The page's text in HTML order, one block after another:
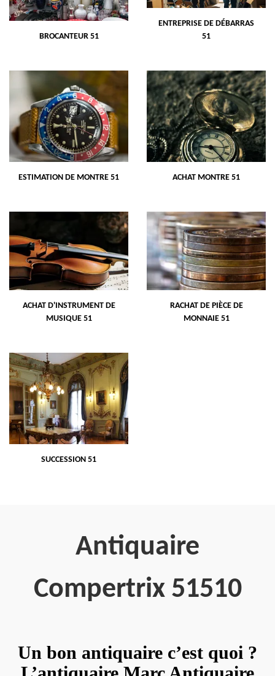
BROCANTEUR 51
ENTREPRISE DE DÉBARRAS
51
ESTIMATION DE MONTRE 51 ACHAT MONTRE 51
ACHAT D'INSTRUMENT DE
MUSIQUE 51
RACHAT DE PIÈCE DE
MONNAIE 51
SUCCESSION 51
Antiquaire
Compertrix 51510
Un bon antiquaire c’est quoi ?